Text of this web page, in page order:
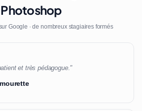
Photoshop
Google · de nombreux stagiaires formés
et très pédagogue."